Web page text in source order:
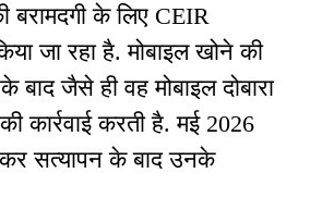
बरामदगी के लिए CEIR
जा रहा है. मोबाइल खोने की
जैसे ही वह मोबाइल दोबारा
कार्रवाई करती है. मई 2026
कर सत्यापन के बाद उनके